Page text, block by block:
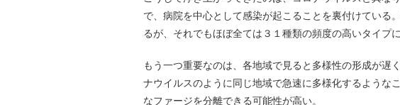
で、病院を中心として感染が起こることを裏付けている
るが、それでもほぼ全ては３１種類の頻度の高いタイプ
もう一つ重要なのは、各地域で見ると多様性の形成が遅
ナウイルスのように同じ地域で急速に多様化するような
なファージを分離できる可能性が高い。